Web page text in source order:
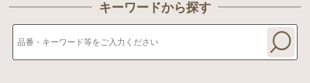
キーワードから探す